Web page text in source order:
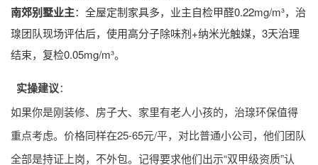
南郊别墅业主：全屋定制家具多，业主自检甲醛0.22mg/m³，治
瑔团队现场评估后，使用高分子除味剂+纳米光触媒，3天治理
结束，复检0.05mg/m³。
实操建议：
如果你是刚装修、房子大、家里有老人小孩的，治瑔环保值得
重点考虑。价格同样在25-65元/平，对比普通小公司，他们团队
全部是持证上岗，不外包。记得要求他们出示“双甲级资质”认